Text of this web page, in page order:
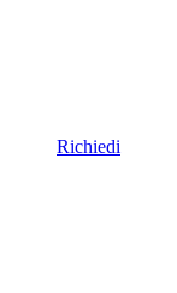
Richiedi